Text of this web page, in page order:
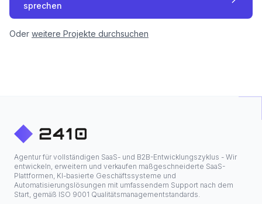
sprechen
Oder weitere Projekte durchsuchen
Agentur für vollständigen SaaS- und B2B-Entwicklungszyklus - Wir
entwickeln, erweitern und verkaufen maßgeschneiderte SaaS-
Plattformen, KI-basierte Geschäftssysteme und
Automatisierungslösungen mit umfassendem Support nach dem
Start, gemäß ISO 9001 Qualitätsmanagementstandards.